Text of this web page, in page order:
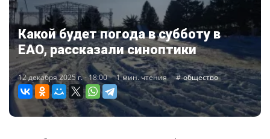
Какой будет погода в субботу в
ЕАО, рассказали синоптики
12 декабря 2025 г. - 18:00 1 мин. чтения общество